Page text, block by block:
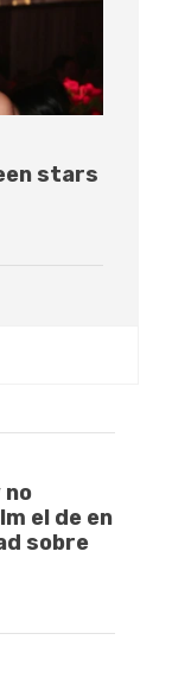
stars
no
el de en
sobre